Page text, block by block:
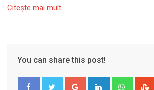
Citeşte mai mult
You can share this post!
Google+ LinkedIn